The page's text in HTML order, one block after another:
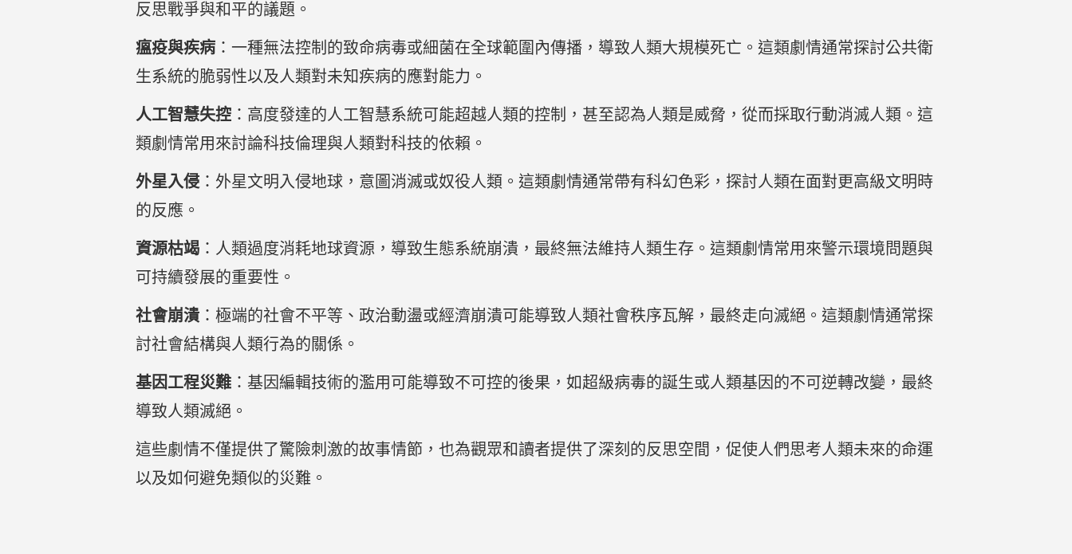
反思戰爭與和平的議題。
瘟疫與疾病 ：一種無法控制的致命病毒或細菌在全球範圍內傳播，導致人類大規模死亡。這類劇情通常探討公共衛
生系統的脆弱性以及人類對未知疾病的應對能力。
人工智慧失控 ：高度發達的人工智慧系統可能超越人類的控制，甚至認為人類是威脅，從而採取行動消滅人類。這
類劇情常用來討論科技倫理與人類對科技的依賴。
外星入侵 ：外星文明入侵地球，意圖消滅或奴役人類。這類劇情通常帶有科幻色彩，探討人類在面對更高級文明時
的反應。
資源枯竭 ：人類過度消耗地球資源，導致生態系統崩潰，最終無法維持人類生存。這類劇情常用來警示環境問題與
可持續發展的重要性。
社會崩潰 ：極端的社會不平等、政治動盪或經濟崩潰可能導致人類社會秩序瓦解，最終走向滅絕。這類劇情通常探
討社會結構與人類行為的關係。
基因工程災難 ：基因編輯技術的濫用可能導致不可控的後果，如超級病毒的誕生或人類基因的不可逆轉改變，最終
導致人類滅絕。
這些劇情不僅提供了驚險刺激的故事情節，也為觀眾和讀者提供了深刻的反思空間，促使人們思考人類未來的命運
以及如何避免類似的災難。